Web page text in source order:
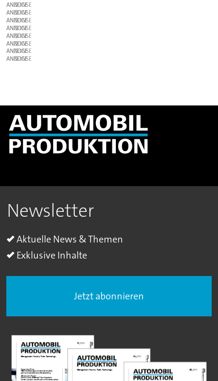
ANZEIGE
ANZEIGE
ANZEIGE
ANZEIGE
ANZEIGE
ANZEIGE
ANZEIGE
ANZEIGE
Newsletter
Aktuelle News & Themen
Exklusive Inhalte
Jetzt abonnieren